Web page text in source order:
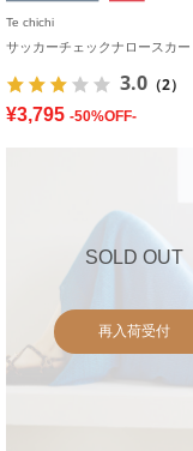
Te chichi
3.0 （2）
¥3,795 -50%OFF-
SOLD OUT
再入荷受付